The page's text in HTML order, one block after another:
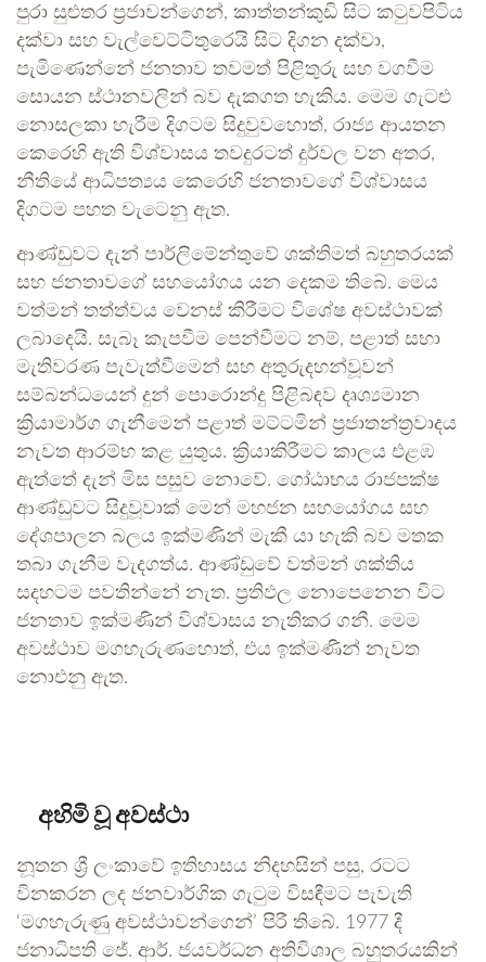
පුරා සුළුතර ප්‍රජාවන්ගෙන්, කාත්තන්කුඩි සිට කටුවපිටිය
දක්වා සහ වැල්වෙට්ටිතුරෙයි සිට දිගන දක්වා,
පැමිණෙන්නේ ජනතාව තවමත් පිළිතුරු සහ වගවීම
සොයන ස්ථානවලින් බව දැකගත හැකිය. මෙම ගැටළු
නොසලකා හැරීම දිගටම සිදුවුවහොත්, රාජ්‍ය ආයතන
කෙරෙහි ඇති විශ්වාසය තවදුරටත් දුර්වල වන අතර,
නීතියේ ආධිපත්‍යය කෙරෙහි ජනතාවගේ විශ්වාසය
දිගටම පහත වැටෙනු ඇත.
ආණ්ඩුවට දැන් පාර්ලිමේන්තුවේ ශක්තිමත් බහුතරයක්
සහ ජනතාවගේ සහයෝගය යන දෙකම තිබේ. මෙය
වත්මන් තත්ත්වය වෙනස් කිරීමට විශේෂ අවස්ථාවක්
ලබාදෙයි. සැබෑ කැපවීම පෙන්වීමට නම්, පළාත් සභා
මැතිවරණ පැවැත්වීමෙන් සහ අතුරුදහන්වූවන්
සම්බන්ධයෙන් දුන් පොරොන්දු පිළිබඳව දෘශ්‍යමාන
ක්‍රියාමාර්ග ගැනීමෙන් පළාත් මට්ටමින් ප්‍රජාතන්ත්‍රවාදය
නැවත ආරම්භ කළ යුතුය. ක්‍රියාකිරීමට කාලය එළඹ
ඇත්තේ දැන් මිස පසුව නොවේ. ගෝඨාභය රාජපක්ෂ
ආණ්ඩුවට සිදුවූවාක් මෙන් මහජන සහයෝගය සහ
දේශපාලන බලය ඉක්මණින් මැකී යා හැකි බව මතක
තබා ගැනීම වැදගත්ය. ආණ්ඩුවේ වත්මන් ශක්තිය
සදහටම පවතින්නේ නැත. ප්‍රතිඵල නොපෙනෙන විට
ජනතාව ඉක්මණින් විශ්වාසය නැතිකර ගනී. මෙම
අවස්ථාව මගහැරුණහොත්, එය ඉක්මණින් නැවත
නොඑනු ඇත.
අහිමි වූ අවස්ථා
නූතන ශ්‍රී ලංකාවේ ඉතිහාසය නිදහසින් පසු, රටට
විනකරන ලද ජනවාර්ගික ගැටුම විසඳීමට පැවැති
‘මගහැරුණු අවස්ථාවන්ගෙන්’ පිරී තිබේ. 1977 දී
ජනාධිපති ජේ. ආර්. ජයවර්ධන අතිවිශාල බහුතරයකින්